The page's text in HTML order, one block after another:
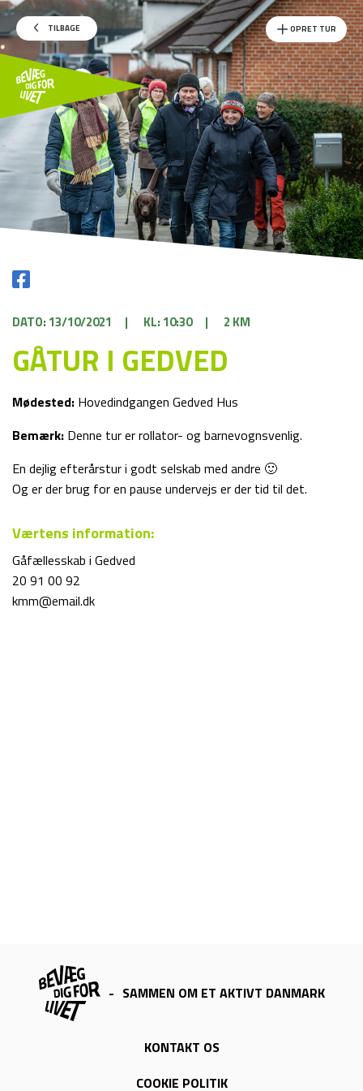
TILBAGE OPRET TUR
DATO: 13/10/2021 | KL: 10:30 | 2 KM
GÅTUR I GEDVED
Mødested: Hovedindgangen Gedved Hus
Bemærk: Denne tur er rollator- og barnevognsvenlig.
En dejlig efterårstur i godt selskab med andre 🙂
Og er der brug for en pause undervejs er der tid til det.
Værtens information:
Gåfællesskab i Gedved
20 91 00 92
kmm@email.dk
- SAMMEN OM ET AKTIVT DANMARK
KONTAKT OS
COOKIE POLITIK